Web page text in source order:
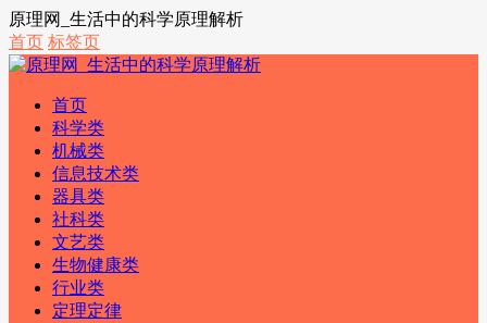
原理网_生活中的科学原理解析
首页 标签页
首页
科学类
机械类
信息技术类
器具类
社科类
文艺类
生物健康类
行业类
定理定律